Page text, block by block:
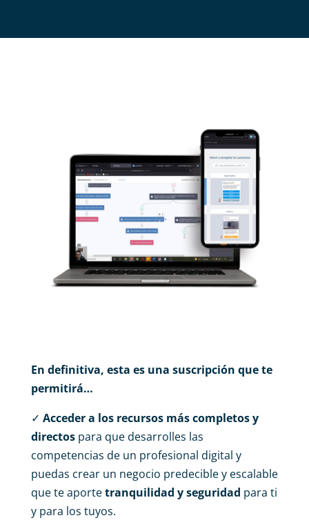
En definitiva, esta es una suscripción que te
permitirá…
✓ Acceder a los recursos más completos y
directospara que desarrolles las
competencias de un profesional digital y
puedas crear un negocio predecible y escalable
que te aportetranquilidad y seguridad para ti
y para los tuyos.